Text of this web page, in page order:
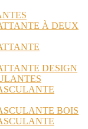
À DEUX
DESIGN
BOIS